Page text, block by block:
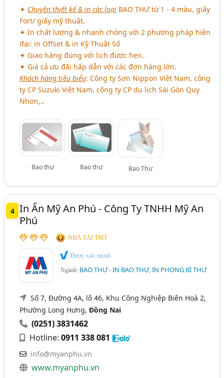
✦ Chuyên thiết kế & in các loại BAO THƯtừ 1 - 4 màu, giấy
Fort/ giấy mỹ thuật.
✦ In chất lượng & nhanh chóng với 2 phương pháp hiện
đại: in Offset & in Kỹ Thuật Số
✦ Giao hàng đúng với lịch được hẹn.
✦ Giá cả ưu đãi hấp dẫn với các đơn hàng lớn.
Khách hàng tiêu biểu: Công ty Sơn Nippon Việt Nam, công
ty CP Suzuki Việt Nam, công ty CP du lịch Sài Gòn Quy
Nhơn,..
Bao thư Bao thư Bao Thư
4 In Ấn Mỹ An Phú - Công Ty TNHH Mỹ An
Phú
NHÀ TÀI TRỢ
Được xác minh
Ngành: BAO THƯ - IN BAO THƯ, IN PHONG BÌ THƯ
Số 7, Đường 4A, lô 46, Khu Công Nghiệp Biên Hoà 2,
Phường Long Hưng,Đồng Nai
(0251) 3831462
Hotline:0911 338 081
info@myanphu.vn
www.myanphu.vn